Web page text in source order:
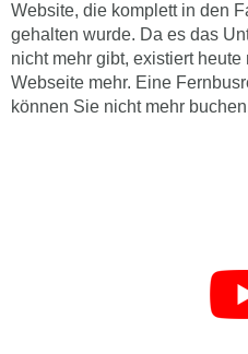
Website, die komplett in den
gehalten wurde. Da es das
nicht mehr gibt, existiert
Webseite mehr. Eine
können Sie nicht mehr